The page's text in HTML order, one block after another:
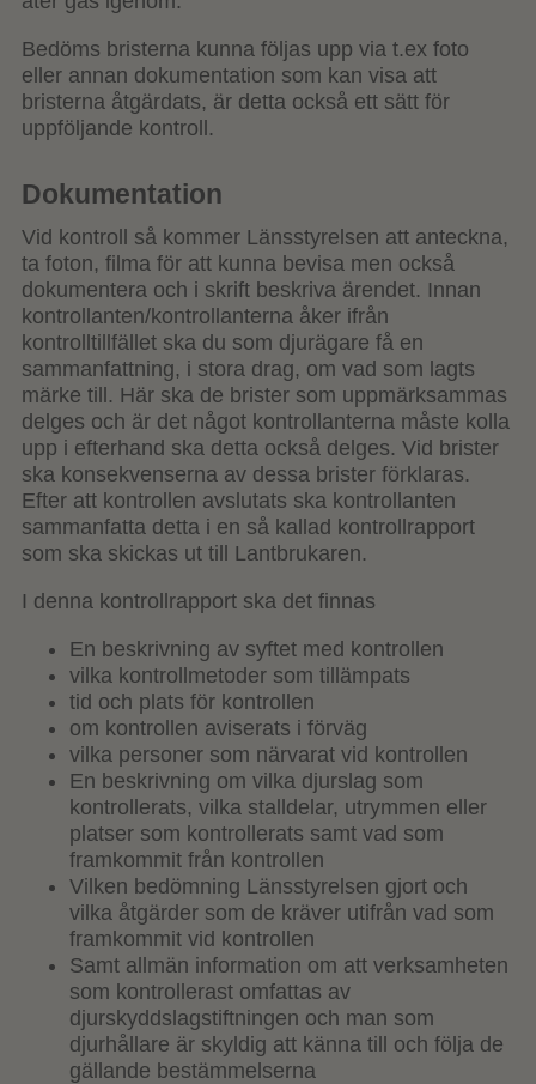
Bedöms bristerna kunna följas upp via t.ex foto
eller annan dokumentation som kan visa att
bristerna åtgärdats, är detta också ett sätt för
uppföljande kontroll.
Dokumentation
Vid kontroll så kommer Länsstyrelsen att anteckna,
ta foton, filma för att kunna bevisa men också
dokumentera och i skrift beskriva ärendet. Innan
kontrollanten/kontrollanterna åker ifrån
kontrolltillfället ska du som djurägare få en
sammanfattning, i stora drag, om vad som lagts
märke till. Här ska de brister som uppmärksammas
delges och är det något kontrollanterna måste kolla
upp i efterhand ska detta också delges. Vid brister
ska konsekvenserna av dessa brister förklaras.
Efter att kontrollen avslutats ska kontrollanten
sammanfatta detta i en så kallad kontrollrapport
som ska skickas ut till Lantbrukaren.
I denna kontrollrapport ska det finnas
En beskrivning av syftet med kontrollen
vilka kontrollmetoder som tillämpats
tid och plats för kontrollen
om kontrollen aviserats i förväg
vilka personer som närvarat vid kontrollen
En beskrivning om vilka djurslag som
kontrollerats, vilka stalldelar, utrymmen eller
platser som kontrollerats samt vad som
framkommit från kontrollen
Vilken bedömning Länsstyrelsen gjort och
vilka åtgärder som de kräver utifrån vad som
framkommit vid kontrollen
Samt allmän information om att verksamheten
som kontrollerast omfattas av
djurskyddslagstiftningen och man som
djurhållare är skyldig att känna till och följa de
gällande bestämmelserna